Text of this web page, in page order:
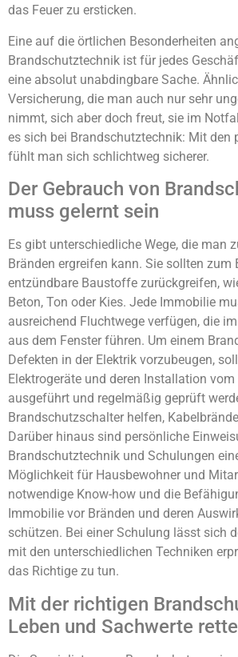
das Feuer zu ersticken.
Eine auf die örtlichen Besonderheiten
Brandschutztechnik ist für jedes
eine absolut unabdingbare Sache.
Versicherung, die man auch nur sehr
nimmt, sich aber doch freut, sie im
es sich bei Brandschutztechnik: Mit den
fühlt man sich schlichtweg sicherer.
Der Gebrauch von
muss gelernt sein
Es gibt unterschiedliche Wege, die man
Bränden ergreifen kann. Sie sollten
entzündbare Baustoffe zurückgreifen,
Beton, Ton oder Kies. Jede Immobilie
ausreichend Fluchtwege verfügen, die
aus dem Fenster führen. Um einem
Defekten in der Elektrik vorzubeugen,
Elektrogeräte und deren Installation
ausgeführt und regelmäßig geprüft
Brandschutzschalter helfen,
Darüber hinaus sind persönliche
Brandschutztechnik und Schulungen
Möglichkeit für Hausbewohner und
notwendige Know-how und die
Immobilie vor Bränden und deren
schützen. Bei einer Schulung lässt sich
mit den unterschiedlichen Techniken
das Richtige zu tun.
Mit der richtigen
Leben und Sachwerte